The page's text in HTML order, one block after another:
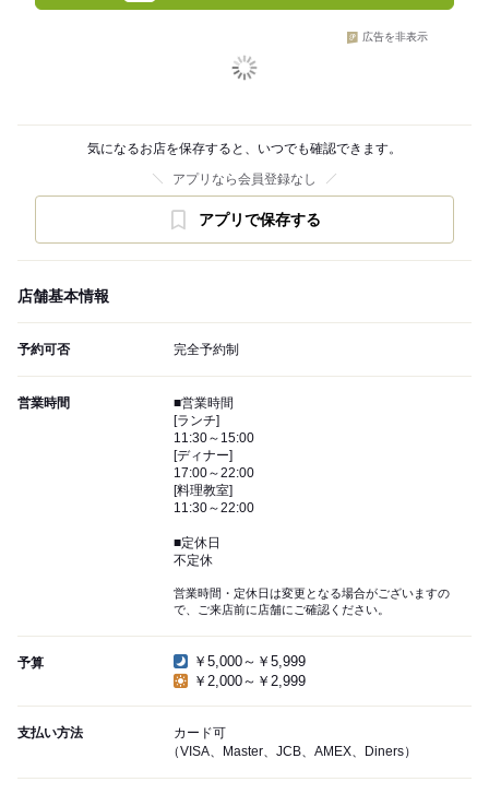
広告を非表示
気になるお店を保存すると、いつでも確認できます。
アプリなら会員登録なし
アプリで保存する
店舗基本情報
予約可否 完全予約制
営業時間
■営業時間
[ランチ]
11:30～15:00
[ディナー]
17:00～22:00
[料理教室]
11:30～22:00
■定休日
不定休
営業時間・定休日は変更となる場合がございますの
で、ご来店前に店舗にご確認ください。
予算
￥5,000～￥5,999
￥2,000～￥2,999
支払い方法
カード可
（VISA、Master、JCB、AMEX、Diners）